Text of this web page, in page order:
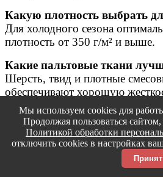
Какую плотность выбрать
Для холодного сезона
плотность от 350 г/м² и выше.
Какие пальтовые ткани
Шерсть, твид и плотные
обеспечивают хорошую
заломам.
Подходит ли пальтовая
Нет, подкладка шьётся из
— вискозы, полиэстера или
Мы используем cookies для
Продолжая пользоваться
Политикой обработки
отключить cookies в настройках